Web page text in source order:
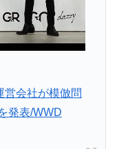
会社が模倣問
発表/WWD